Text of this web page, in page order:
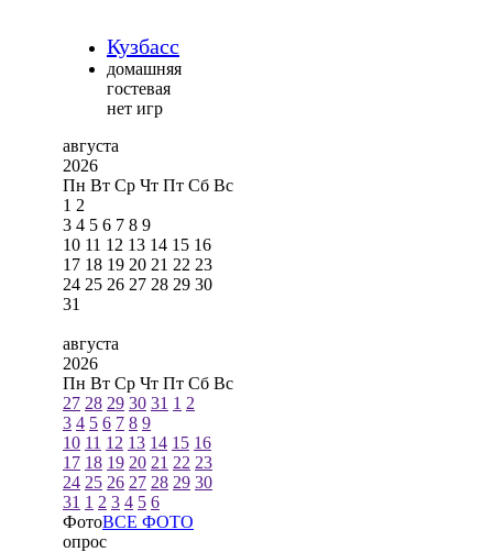
Кузбасс
домашняя
гостевая
нет игр
августа
2026
Пн Вт Ср Чт Пт Сб Вс
1 2
3 4 5 6 7 8 9
10 11 12 13 14 15 16
17 18 19 20 21 22 23
24 25 26 27 28 29 30
31
августа
2026
Пн Вт Ср Чт Пт Сб Вс
27 28 29 30 31 1 2
3 4 5 6 7 8 9
10 11 12 13 14 15 16
17 18 19 20 21 22 23
24 25 26 27 28 29 30
31 1 2 3 4 5 6
ФотоВСЕ ФОТО
опрос